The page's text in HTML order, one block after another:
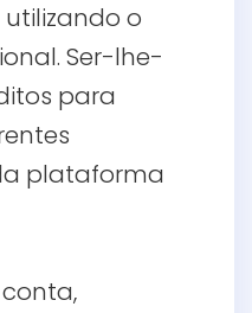
o
Ser-lhe-
para
plataforma